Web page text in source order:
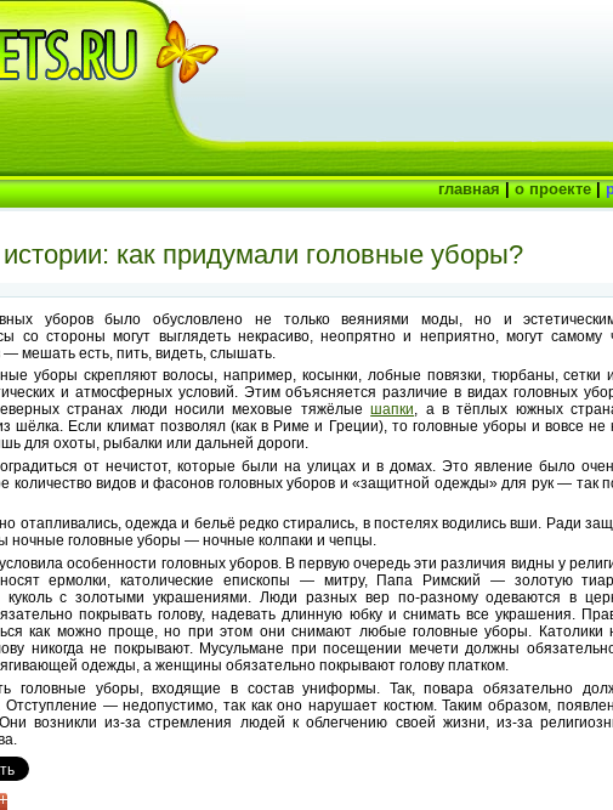
как придумали головные уборы?
уборов было обусловлено не только веяниями моды, но и
со стороны могут выглядеть некрасиво, неопрятно и неприятно, могут самому
мешать есть, пить, видеть, слышать.
уборы скрепляют волосы, например, косынки, лобные повязки, тюрбаны, сетки
и атмосферных условий. Этим объясняется различие в видах головных
странах люди носили меховые тяжёлыешапки, а в тёплых южных
шёлка. Если климат позволял (как в Риме и Греции), то головные уборы и вовсе не
для охоты, рыбалки или дальней дороги.
от нечистот, которые были на улицах и в домах. Это явление было
количество видов и фасонов головных уборов и «защитной одежды» для рук — так
отапливались, одежда и бельё редко стирались, в постелях водились вши. Ради
ночные головные уборы — ночные колпаки и чепцы.
особенности головных уборов. В первую очередь эти различия видны у
ермолки, католические епископы — митру, Папа Римский — золотую
с золотыми украшениями. Люди разных вер по-разному одеваются в
покрывать голову, надевать длинную юбку и снимать все украшения.
как можно проще, но при этом они снимают любые головные уборы. Католики
никогда не покрывают. Мусульмане при посещении мечети должны
одежды, а женщины обязательно покрывают голову платком.
головные уборы, входящие в состав униформы. Так, повара обязательно
— недопустимо, так как оно нарушает костюм. Таким образом,
возникли из-за стремления людей к облегчению своей жизни, из-за
главная|о проекте|